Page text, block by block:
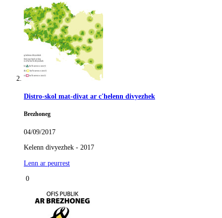
Distro-skol mat-divat ar c'helenn divyezhek
Brezhoneg
04/09/2017
Kelenn divyezhek - 2017
Lenn ar peurrest
0